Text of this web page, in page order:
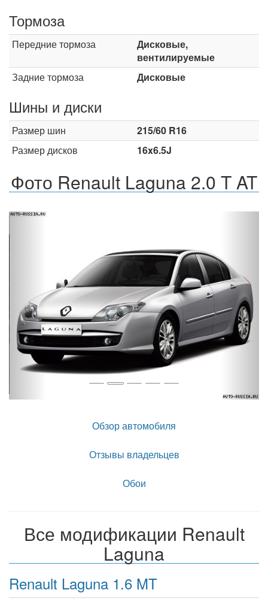
Тормоза
Передние тормоза
Дисковые,
вентилируемые
Задние тормоза
Дисковые
Шины и диски
Размер шин
215/60 R16
Размер дисков
16x6.5J
Фото Renault Laguna 2.0 T AT
Назад
Обзор автомобиля
Отзывы владельцев
Обои
Все модификации Renault
Laguna
Renault Laguna 1.6 MT